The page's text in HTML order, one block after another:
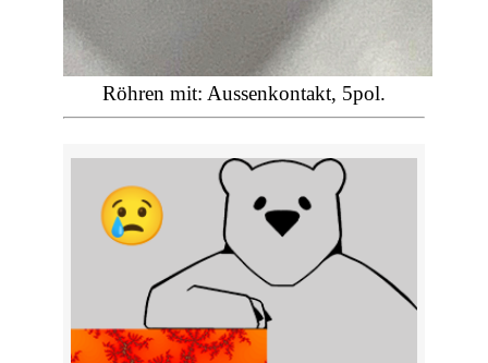
Röhren mit: Aussenkontakt, 5pol.